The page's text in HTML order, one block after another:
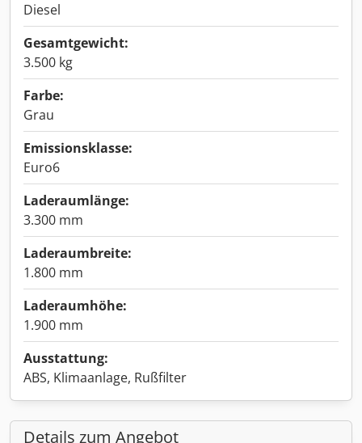
Diesel
Gesamtgewicht:
3.500 kg
Farbe:
Grau
Emissionsklasse:
Euro6
Laderaumlänge:
3.300 mm
Laderaumbreite:
1.800 mm
Laderaumhöhe:
1.900 mm
Ausstattung:
ABS, Klimaanlage, Rußfilter
Details zum Angebot